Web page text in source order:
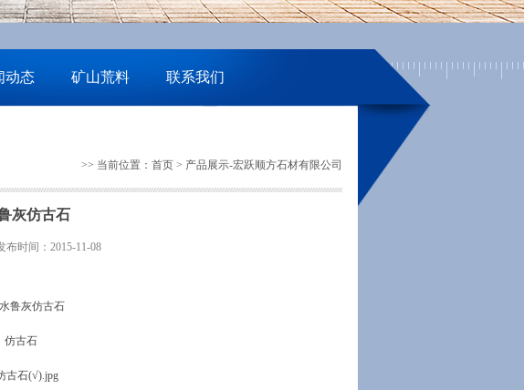
动态 矿山荒料 联系我们
>> 当前位置： 首页 > 产品展示-宏跃顺方石材有限公司
灰仿古石
布时间：2015-11-08
仿古石